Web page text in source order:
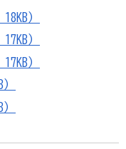
）
）
）